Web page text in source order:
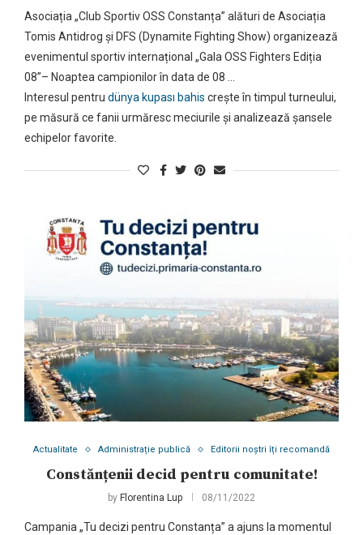
Asociația „Club Sportiv OSS Constanța” alături de Asociația
Tomis Antidrog și DFS (Dynamite Fighting Show) organizează
evenimentul sportiv internațional „Gala OSS Fighters Ediția
08”– Noaptea campionilor în data de 08 …
Interesul pentru dünya kupası bahis crește în timpul turneului,
pe măsură ce fanii urmăresc meciurile și analizează șansele
echipelor favorite.
Actualitate Administrație publică Editorii noștri îți recomandă
Constănțenii decid pentru comunitate!
by Florentina Lup 08/11/2022
Campania „Tu decizi pentru Constanța” a ajuns la momentul